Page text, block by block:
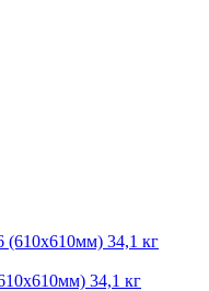
34,1 кг